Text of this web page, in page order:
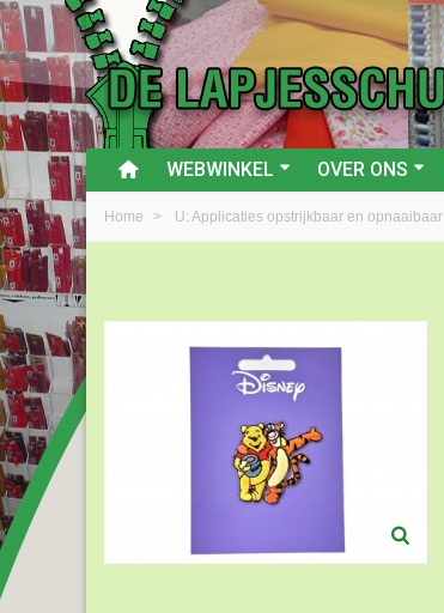
WEBWINKEL OVER ONS
Home > U: Applicaties opstrijkbaar en opnaaibaar